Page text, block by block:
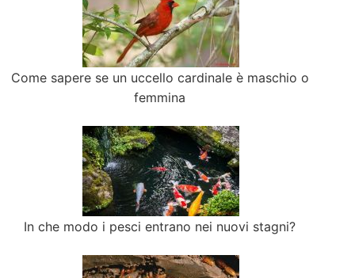
Come sapere se un uccello cardinale è maschio o
femmina
In che modo i pesci entrano nei nuovi stagni?